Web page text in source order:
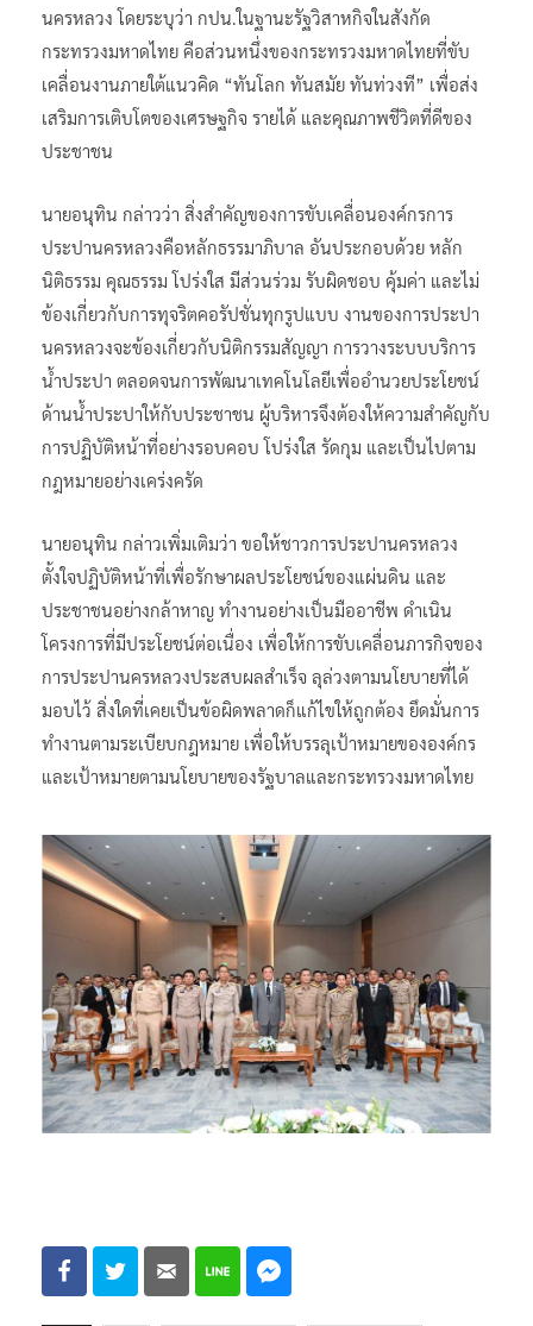
นครหลวง โดยระบุว่า กปน.ในฐานะรัฐวิสาหกิจในสังกัด
กระทรวงมหาดไทย คือส่วนหนึ่งของกระทรวงมหาดไทยที่ขับ
เคลื่อนงานภายใต้แนวคิด “ทันโลก ทันสมัย ทันท่วงที” เพื่อส่ง
เสริมการเติบโตของเศรษฐกิจ รายได้ และคุณภาพชีวิตที่ดีของ
ประชาชน
นายอนุทิน กล่าวว่า สิ่งสำคัญของการขับเคลื่อนองค์กรการ
ประปานครหลวงคือหลักธรรมาภิบาล อันประกอบด้วย หลัก
นิติธรรม คุณธรรม โปร่งใส มีส่วนร่วม รับผิดชอบ คุ้มค่า และไม่
ข้องเกี่ยวกับการทุจริตคอรัปชั่นทุกรูปแบบ งานของการประปา
นครหลวงจะข้องเกี่ยวกับนิติกรรมสัญญา การวางระบบบริการ
น้ำประปา ตลอดจนการพัฒนาเทคโนโลยีเพื่ออำนวยประโยชน์
ด้านน้ำประปาให้กับประชาชน ผู้บริหารจึงต้องให้ความสำคัญกับ
การปฏิบัติหน้าที่อย่างรอบคอบ โปร่งใส รัดกุม และเป็นไปตาม
กฎหมายอย่างเคร่งครัด
นายอนุทิน กล่าวเพิ่มเติมว่า ขอให้ชาวการประปานครหลวง
ตั้งใจปฏิบัติหน้าที่เพื่อรักษาผลประโยชน์ของแผ่นดิน และ
ประชาชนอย่างกล้าหาญ ทำงานอย่างเป็นมืออาชีพ ดำเนิน
โครงการที่มีประโยชน์ต่อเนื่อง เพื่อให้การขับเคลื่อนภารกิจของ
การประปานครหลวงประสบผลสำเร็จ ลุล่วงตามนโยบายที่ได้
มอบไว้ สิ่งใดที่เคยเป็นข้อผิดพลาดก็แก้ไขให้ถูกต้อง ยึดมั่นการ
ทำงานตามระเบียบกฎหมาย เพื่อให้บรรลุเป้าหมายขององค์กร
และเป้าหมายตามนโยบายของรัฐบาลและกระทรวงมหาดไทย